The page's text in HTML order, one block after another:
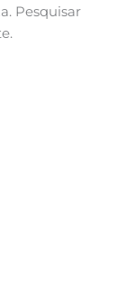
Pesquisar